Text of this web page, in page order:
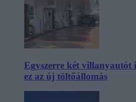
Egyszerre két villanyautót
ez az új töltőállomás